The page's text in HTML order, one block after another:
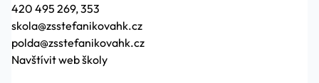
420 495 269, 353
skola@zsstefanikovahk.cz
polda@zsstefanikovahk.cz
Navštívit web školy